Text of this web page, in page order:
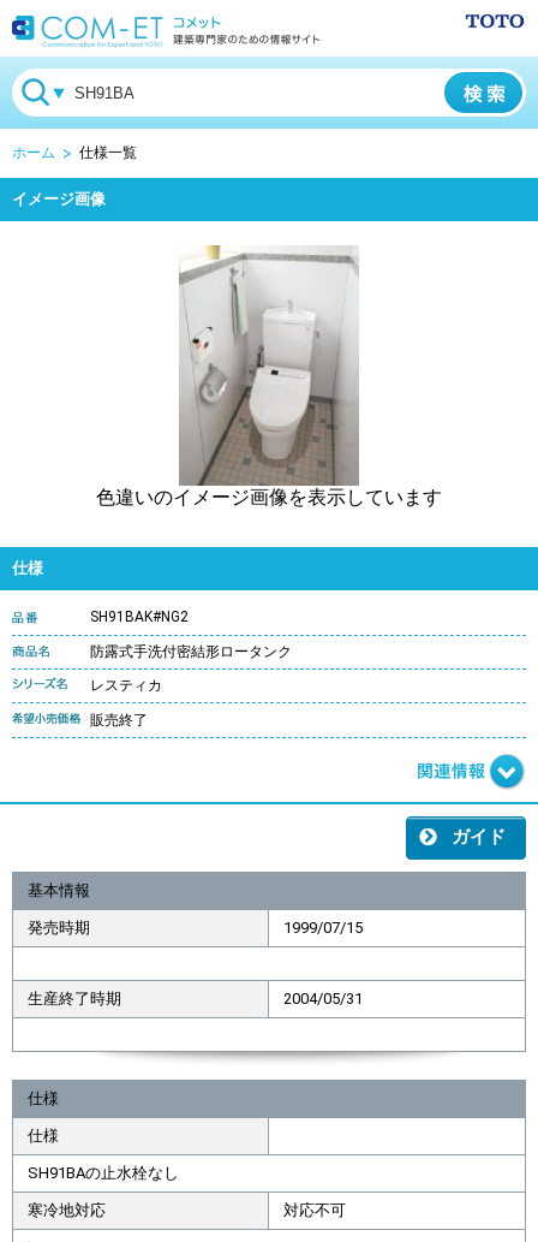
ホーム 仕様一覧
イメージ画像
色違いのイメージ画像を表示しています
仕様
SH91BAK#NG2
防露式手洗付密結形ロータンク
レスティカ
販売終了
ガイド
基本情報
発売時期 1999/07/15
生産終了時期 2004/05/31
仕様
仕様
SH91BAの止水栓なし
寒冷地対応
対応不可